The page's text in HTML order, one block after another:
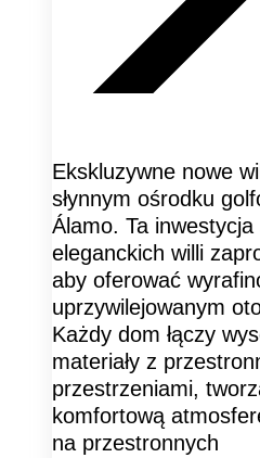
Ekskluzywne nowe
słynnym ośrodku
Álamo. Ta inwestycja
eleganckich willi
aby oferować
uprzywilejowanym
Każdy dom łączy
materiały z
przestrzeniami,
komfortową
na przestronnych